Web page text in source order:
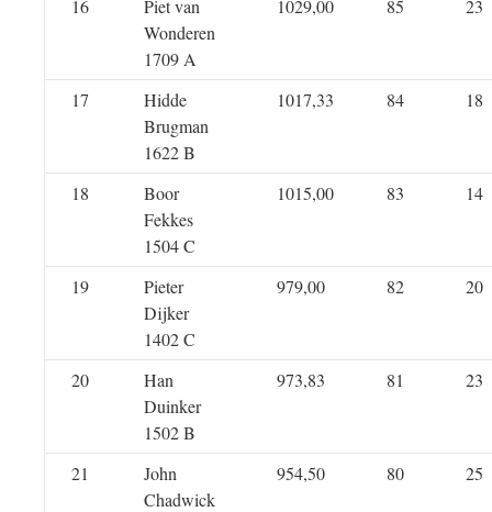
16
Piet van
Wonderen
1709 A
1029,00 85 23
17
Hidde
Brugman
1622 B
1017,33 84 18
18
Boor
Fekkes
1504 C
1015,00 83 14
19
Pieter
Dijker
1402 C
979,00 82 20
20
Han
Duinker
1502 B
973,83 81 23
21
John
Chadwick
954,50 80 25